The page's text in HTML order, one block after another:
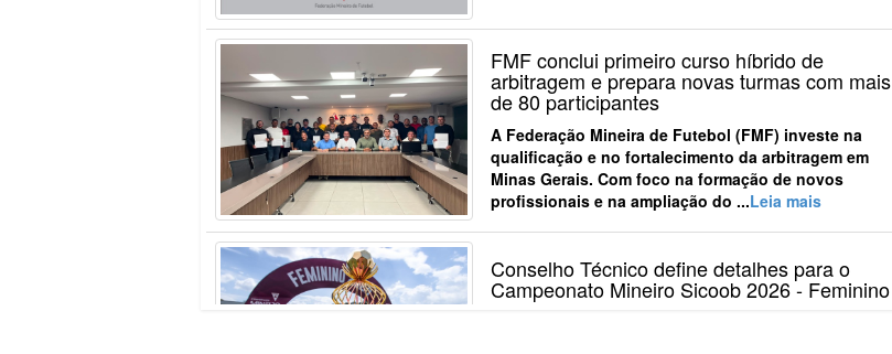
FMF conclui primeiro curso híbrido de
arbitragem e prepara novas turmas com mais
de 80 participantes
A Federação Mineira de Futebol (FMF) investe na
qualificação e no fortalecimento da arbitragem em
Minas Gerais. Com foco na formação de novos
profissionais e na ampliação do ...Leia mais
Conselho Técnico define detalhes para o
Campeonato Mineiro Sicoob 2026 - Feminino